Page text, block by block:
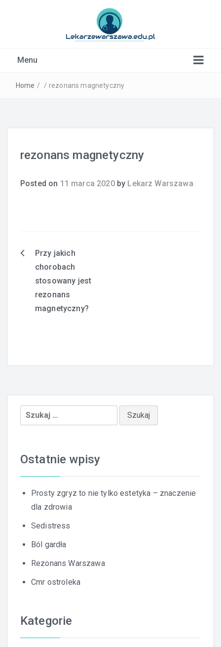
Menu
Home / / rezonans magnetyczny
rezonans magnetyczny
Posted on 11 marca 2020by Lekarz Warszawa
Nawigacja
wpisu
Przy jakich
chorobach
stosowany jest
rezonans
magnetyczny?
Szukaj:
Ostatnie wpisy
Prosty zgryz to nie tylko estetyka – znaczenie
dla zdrowia
Sedistress
Ból gardła
Rezonans Warszawa
Cmr ostroleka
Kategorie